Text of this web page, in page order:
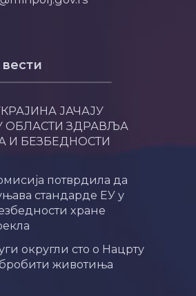
вести
ЈАЧАЈУ
ОБЛАСТИ ЗДРАВЉА
БЕЗБЕДНОСТИ
потврдила да
стандарде ЕУ у
хране
округли сто о Нацрту
животиња